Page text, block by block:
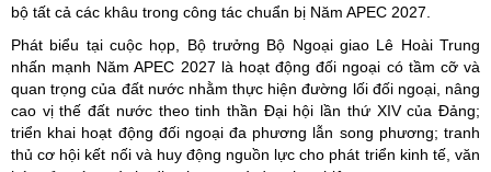
bộ tất cả các khâu trong công tác chuẩn bị Năm APEC 2027.
Phát biểu tại cuộc họp, Bộ trưởng Bộ Ngoại giao Lê Hoài Trung
nhấn mạnh Năm APEC 2027 là hoạt động đối ngoại có tầm cỡ và
quan trọng của đất nước nhằm thực hiện đường lối đối ngoại, nâng
cao vị thế đất nước theo tinh thần Đại hội lần thứ XIV của Đảng;
triển khai hoạt động đối ngoại đa phương lẫn song phương; tranh
thủ cơ hội kết nối và huy động nguồn lực cho phát triển kinh tế, văn